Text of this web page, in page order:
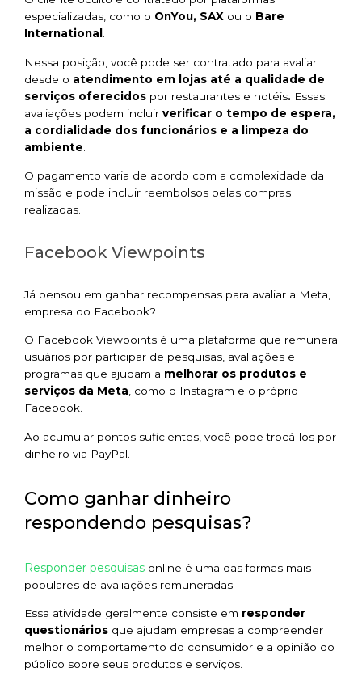
especializadas, como o OnYou, SAX ou o Bare
International .
Nessa posição, você pode ser contratado para avaliar
desde o atendimento em lojas até a qualidade de
serviços oferecidos por restaurantes e hotéis. Essas
avaliações podem incluir verificar o tempo de espera,
a cordialidade dos funcionários e a limpeza do
ambiente
O pagamento varia de acordo com a complexidade da
missão e pode incluir reembolsos pelas compras
realizadas.
Facebook Viewpoints
Já pensou em ganhar recompensas para avaliar a Meta,
empresa do Facebook?
O Facebook Viewpoints é uma plataforma que remunera
usuários por participar de pesquisas, avaliações e
programas que ajudam a melhorar os produtos e
serviços da Meta, como o Instagram e o próprio
Facebook.
Ao acumular pontos suficientes, você pode trocá-los por
dinheiro via PayPal.
Como ganhar dinheiro
respondendo pesquisas?
Responder pesquisas online é uma das formas mais
populares de avaliações remuneradas.
Essa atividade geralmente consiste em responder
questionários que ajudam empresas a compreender
melhor o comportamento do consumidor e a opinião do
público sobre seus produtos e serviços.